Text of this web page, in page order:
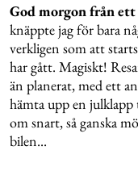
God morgon från ett
knäppte jag för bara
verkligen som att
har gått. Magiskt!
än planerat, med ett
hämta upp en julklapp
om snart, så ganska
bilen...